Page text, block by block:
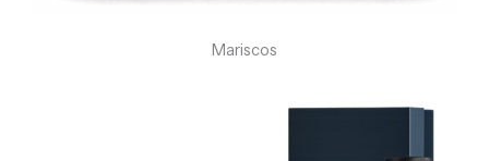
Mariscos